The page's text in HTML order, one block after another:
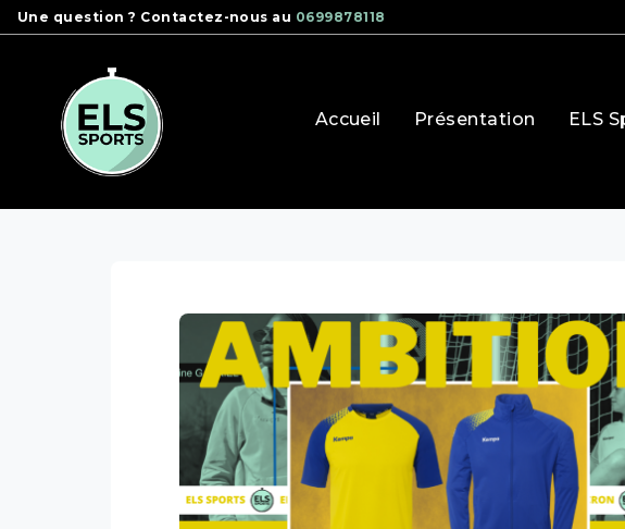
Panneau de gestion des cookies
Accueil Présentation ELS
Une question ? Contactez-nous au 0699878118